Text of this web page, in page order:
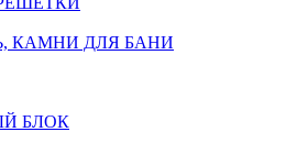
КАМНИ ДЛЯ БАНИ
БЛОК